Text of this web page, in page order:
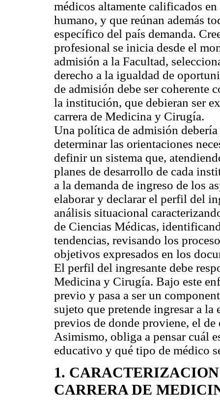
médicos altamente calificados
humano, y que reúnan además
específico del país demanda.
profesional se inicia desde el
admisión a la Facultad,
derecho a la igualdad de
de admisión debe ser coherente
la institución, que debieran ser
carrera de Medicina y Cirugía.
Una política de admisión
determinar las orientaciones
definir un sistema que,
planes de desarrollo de cada
a la demanda de ingreso de los
elaborar y declarar el perfil del
análisis situacional
de Ciencias Médicas,
tendencias, revisando los
objetivos expresados en los
El perfil del ingresante debe
Medicina y Cirugía. Bajo este
previo y pasa a ser un
sujeto que pretende ingresar a
previos de donde proviene, el
Asimismo, obliga a pensar cuál
educativo y qué tipo de médico
1.
CARRERA DE